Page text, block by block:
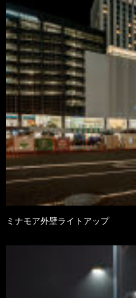
ミナモア外壁ライトアップ